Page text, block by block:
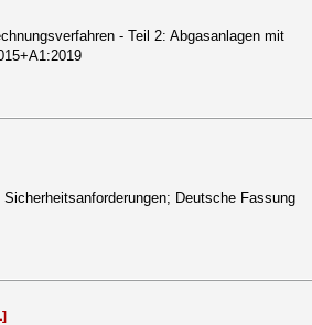
- Teil 2: Abgasanlagen mit
Deutsche Fassung